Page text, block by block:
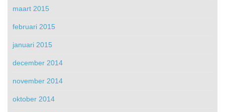
maart 2015
februari 2015
januari 2015
december 2014
november 2014
oktober 2014